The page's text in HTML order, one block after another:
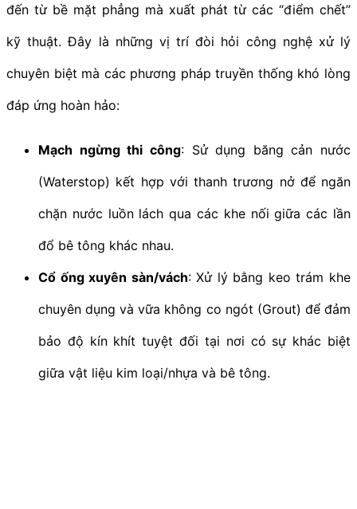
đến từ bề mặt phẳng mà xuất phát từ các “điểm chết”
kỹ thuật. Đây là những vị trí đòi hỏi công nghệ xử lý
chuyên biệt mà các phương pháp truyền thống khó lòng
đáp ứng hoàn hảo:
Mạch ngừng thi công: Sử dụng băng cản nước
(Waterstop) kết hợp với thanh trương nở để ngăn
chặn nước luồn lách qua các khe nối giữa các lần
đổ bê tông khác nhau.
Cổ ống xuyên sàn/vách: Xử lý bằng keo trám khe
chuyên dụng và vữa không co ngót (Grout) để đảm
bảo độ kín khít tuyệt đối tại nơi có sự khác biệt
giữa vật liệu kim loại/nhựa và bê tông.